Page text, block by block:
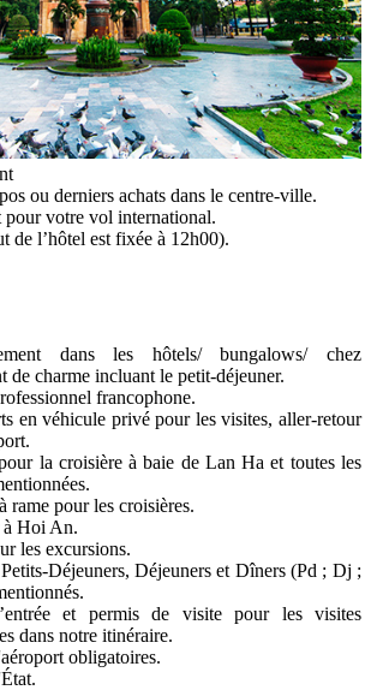
ou derniers achats dans le centre-ville.
pour votre vol international.
de l’hôtel est fixée à 12h00).
dans les hôtels/ bungalows/ chez
de charme incluant le petit-déjeuner.
francophone.
en véhicule privé pour les visites, aller-retour
la croisière à baie de Lan Ha et toutes les
rame pour les croisières.
Hoi An.
les excursions.
Déjeuners, Déjeuners et Dîners (Pd ; Dj ;
et permis de visite pour les visites
dans notre itinéraire.
obligatoires.